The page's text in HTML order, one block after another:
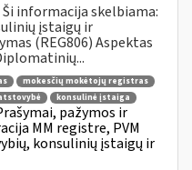
informacija skelbiama:
įstaigų ir
(REG806) Aspektas
mokesčių mokėtojų registras
konsulinė įstaiga
pažymos ir
MM registre, PVM
konsulinių įstaigų ir